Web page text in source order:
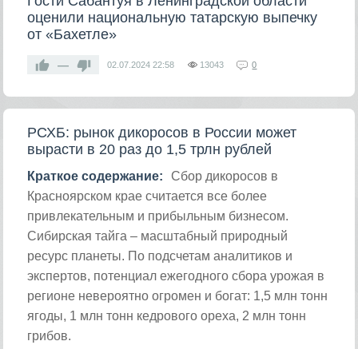
оценили национальную татарскую выпечку
от «Бахетле»
— 02.07.2024 22:58 13043 0
РСХБ: рынок дикоросов в России может
вырасти в 20 раз до 1,5 трлн рублей
Краткое содержание:
Сбор дикоросов в
Красноярском крае считается все более
привлекательным и прибыльным бизнесом.
Сибирская тайга – масштабный природный
ресурс планеты. По подсчетам аналитиков и
экспертов, потенциал ежегодного сбора урожая в
регионе невероятно огромен и богат: 1,5 млн тонн
ягоды, 1 млн тонн кедрового ореха, 2 млн тонн
грибов.